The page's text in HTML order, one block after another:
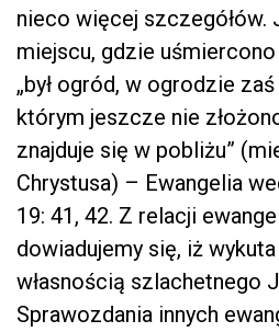
nieco więcej szczegółów.
miejscu, gdzie
„był ogród, w ogrodzie
którym jeszcze nie
znajduje się w pobliżu”
Chrystusa) – Ewangelia
19: 41, 42. Z relacji
dowiadujemy się, iż wykuta
własnością szlachetnego
Sprawozdania innych